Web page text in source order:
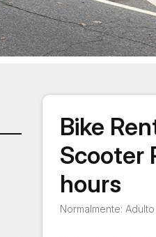
Bike
Scooter
hours
Normalmente: